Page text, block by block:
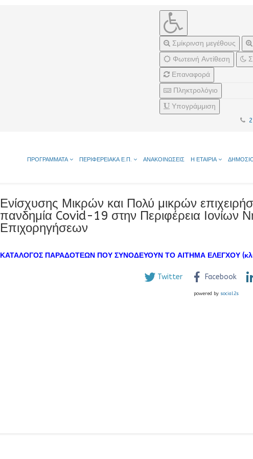
Σμίκρινση μεγέθους
Φωτεινή Αντίθεση
Επαναφορά
Πληκτρολόγιο
Υπογράμμιση
ΠΡΟΓΡΑΜΜΑΤΑ ΠΕΡΙΦΕΡΕΙΑΚΑ Ε.Π. ΑΝΑΚΟΙΝΩΣΕΙΣ Η ΕΤΑΙΡΙΑ
Ενίσχυσης Μικρών και Πολύ μικρών
πανδημία Covid-19 στην Περιφέρεια Ιονίων
Επιχορηγήσεων
ΚΑΤΑΛΟΓΟΣ ΠΑΡΑΔΟΤΕΩΝ ΠΟΥ ΣΥΝΟΔΕΥΟΥΝ ΤΟ ΑΙΤΗΜΑ ΕΛΕΓΧΟΥ
Twitter Facebook
powered by social2s